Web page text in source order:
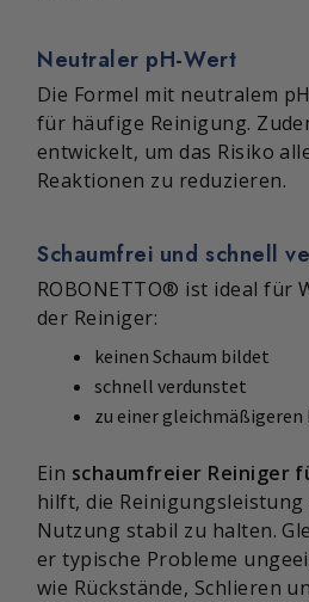
Neutraler pH-Wert
Die Formel mit neutralem
für häufige Reinigung.
entwickelt, um das Risiko
Reaktionen zu reduzieren.
Schaumfrei und schnell
ROBONETTO® ist ideal für
der Reiniger:
keinen Schaum bildet
schnell verdunstet
zu einer
Ein schaumfreier Reiniger
hilft, die
Nutzung stabil zu halten.
er typische Probleme
wie Rückstände, Schlieren